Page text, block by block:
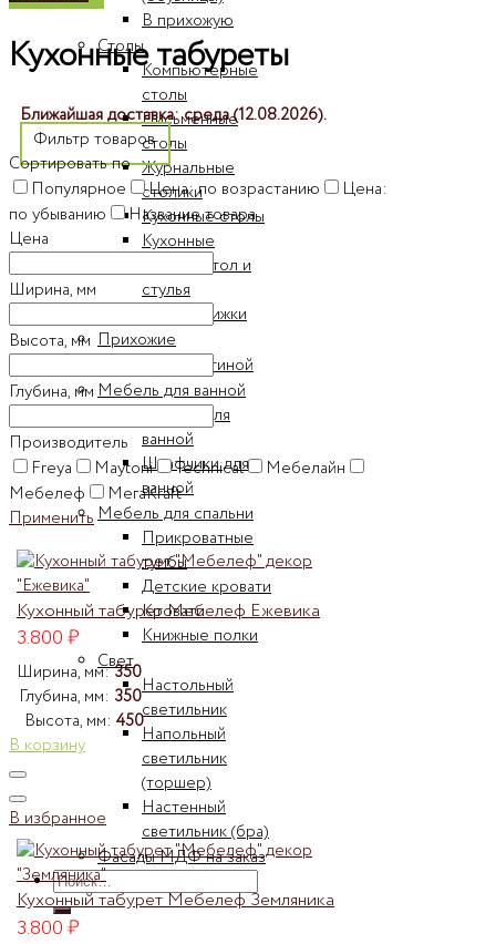
В прихожую
Столы
Компьютерные
столы
Письменные
столы
Журнальные
столики
Кухонные столы
Кухонные
наборы стол и
стулья
Столы-книжки
Прихожие
Стенки для гостиной
Мебель для ванной
Пеналы для
ванной
Шкафчики для
ванной
Мебель для спальни
Прикроватные
тумбы
Детские кровати
Кровати
Книжные полки
Свет
Настольный
светильник
Напольный
светильник
(торшер)
Настенный
светильник (бра)
Фасады МДФ на заказ
Искать:
Кухонные табуреты
Ближайшая доставка: среда (12.08.2026).
Фильтр товаров
Сортировать по
Популярное
Цена: по возрастанию
Цена:
по убыванию
Название товара
Цена
Ширина, мм
Высота, мм
Глубина, мм
Производитель
Freya
Maytoni Technical
Мебелайн
Мебелеф
МегаKraft
Применить
Кухонный табурет Мебелеф Ежевика
3.800₽
Ширина, мм:350
Глубина, мм: 350
Высота, мм: 450
В корзину
В избранное
Кухонный табурет Мебелеф Земляника
3.800₽